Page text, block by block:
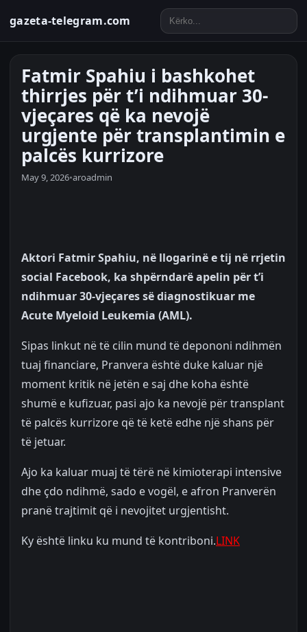
gazeta-telegram.com
Fatmir Spahiu i bashkohet
thirrjes për t’i ndihmuar 30-
vjeçares që ka nevojë
urgjente për transplantimin e
palcës kurrizore
May 9, 2026•aroadmin
Aktori Fatmir Spahiu, në llogarinë e tij në rrjetin
social Facebook, ka shpërndarë apelin për t’i
ndihmuar 30-vjeçares së diagnostikuar me
Acute Myeloid Leukemia (AML).
Sipas linkut në të cilin mund të depononi ndihmën
tuaj financiare, Pranvera është duke kaluar një
moment kritik në jetën e saj dhe koha është
shumë e kufizuar, pasi ajo ka nevojë për transplant
të palcës kurrizore që të ketë edhe një shans për
të jetuar.
Ajo ka kaluar muaj të tërë në kimioterapi intensive
dhe çdo ndihmë, sado e vogël, e afron Pranverën
pranë trajtimit që i nevojitet urgjentisht.
Ky është linku ku mund të kontriboni.LINK